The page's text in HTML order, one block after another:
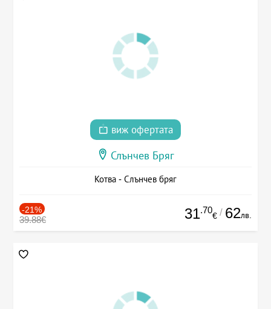
виж офертата
Слънчев Бряг
Котва - Слънчев бряг
-21%
39.88€ 31.70
€ / 62лв.